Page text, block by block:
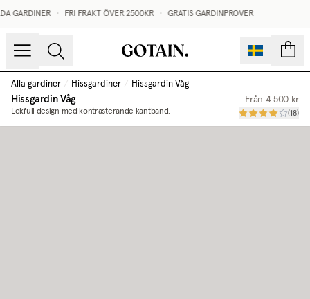
GARDINER FRI FRAKT ÖVER 2500KR GRATIS GARDINPROVER
Alla gardiner / Hissgardiner / Hissgardin Våg
Hissgardin Våg
Lekfull design med kontrasterande kantband.
Från 4 500 kr
(18)